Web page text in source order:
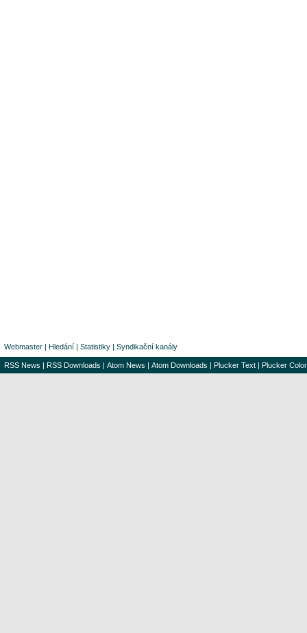
Webmaster | Hledání | Statistiky | Syndikační kanály
RSS News | RSS Downloads | Atom News | Atom Downloads | Plucker Text | Plucker Color